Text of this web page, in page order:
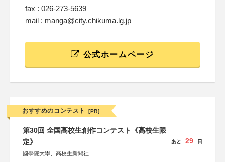
fax : 026-273-5639
mail : manga@city.chikuma.lg.jp
公式ホームページ
おすすめのコンテスト [PR]
第30回 全国高校生創作コンテスト《高校生限
定》
國學院大學、高校生新聞社
あと 29 日